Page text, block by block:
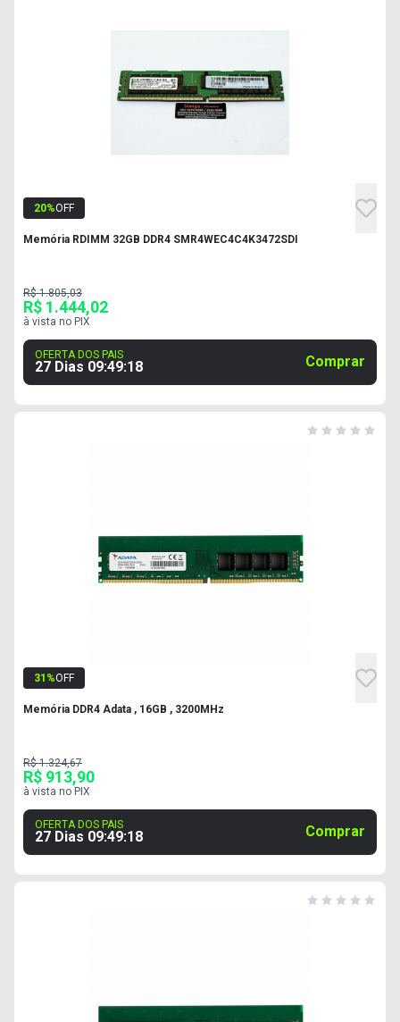
20%OFF
Memória RDIMM 32GB DDR4 SMR4WEC4C4K3472SDI
R$ 1.805,03
R$ 1.444,02
à vista no PIX
OFERTA DOS PAIS
27 Dias 09:49:17 Comprar
31 %OFF
Memória DDR4 Adata , 16GB , 3200MHz
R$ 1.324,67
R$ 913,90
à vista no PIX
OFERTA DOS PAIS
27 Dias 09:49:17 Comprar